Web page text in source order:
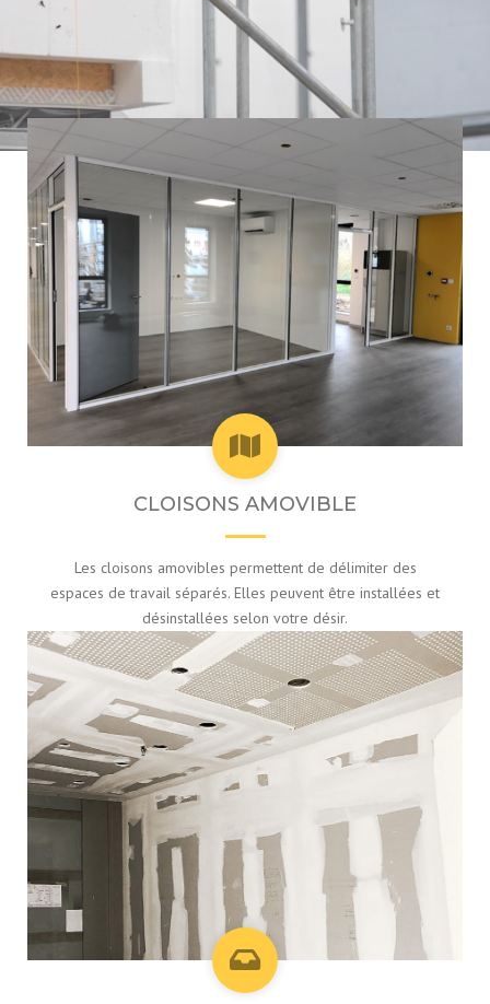
CLOISONS AMOVIBLE
Les cloisons amovibles permettent de délimiter des
espaces de travail séparés. Elles peuvent être installées et
désinstallées selon votre désir.